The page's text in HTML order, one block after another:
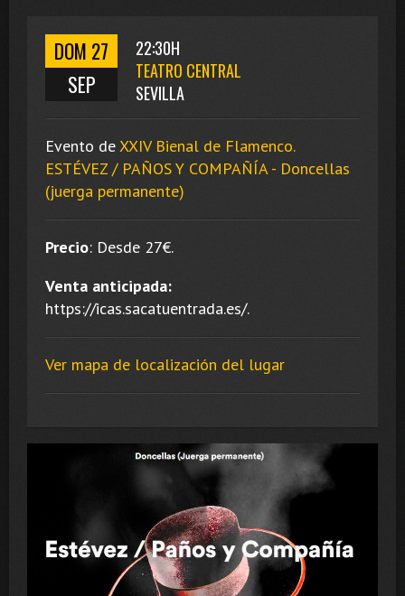
DOM 27
SEP
22:30H
TEATRO CENTRAL
SEVILLA
Evento deXXIV Bienal de Flamenco.
ESTÉVEZ / PAÑOS Y COMPAÑÍA - Doncellas
(juerga permanente)
Precio: Desde 27€.
Venta anticipada:
https://icas.sacatuentrada.es/.
Ver mapa de localización del lugar